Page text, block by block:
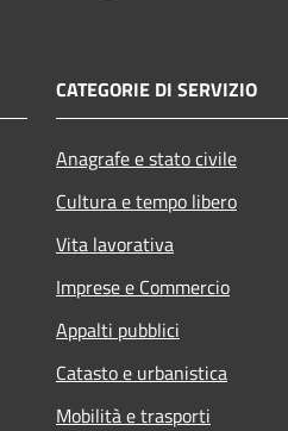
CATEGORIE DI SERVIZIO
Anagrafe e stato civile
Cultura e tempo libero
Vita lavorativa
Imprese e Commercio
Appalti pubblici
Catasto e urbanistica
Mobilità e trasporti